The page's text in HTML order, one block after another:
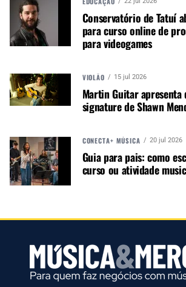
perto os produtos e identificassem
para seus mercados. O interesse
durante o evento foi uma
para a nossa equipe comercial”,
ARTISTAS AMPLIAM ALCANCE DAS
Conservatório de Tatuí
para curso online de
para videogames
VIOLÃO 15 jul 2026
Martin Guitar apresenta
signature de Shawn
CONECTA+ MÚSICA 20 jul 2026
Guia para pais: como
curso ou atividade